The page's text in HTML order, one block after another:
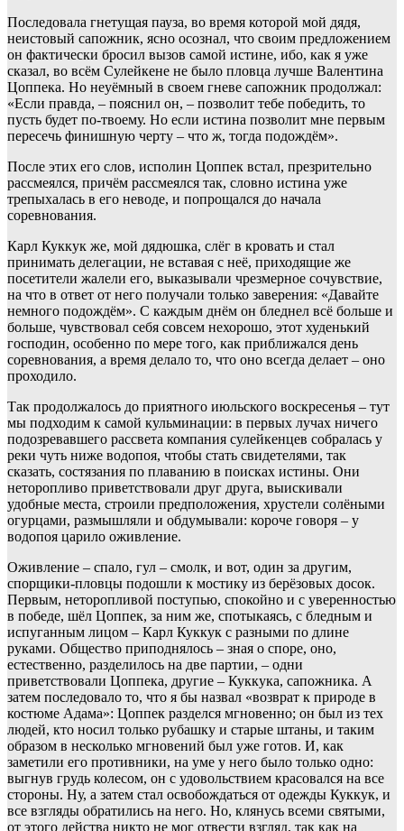
Последовала гнетущая пауза, во время которой мой дядя,
неистовый сапожник, ясно осознал, что своим предложением
он фактически бросил вызов самой истине, ибо, как я уже
сказал, во всём Сулейкене не было пловца лучше Валентина
Цоппека. Но неуёмный в своем гневе сапожник продолжал:
«Если правда, – пояснил он, – позволит тебе победить, то
пусть будет по-твоему. Но если истина позволит мне первым
пересечь финишную черту – что ж, тогда подождём».
После этих его слов, исполин Цоппек встал, презрительно
рассмеялся, причём рассмеялся так, словно истина уже
трепыхалась в его неводе, и попрощался до начала
соревнования.
Карл Куккук же, мой дядюшка, слёг в кровать и стал
принимать делегации, не вставая с неё, приходящие же
посетители жалели его, выказывали чрезмерное сочувствие,
на что в ответ от него получали только заверения: «Давайте
немного подождём». С каждым днём он бледнел всё больше и
больше, чувствовал себя совсем нехорошо, этот худенький
господин, особенно по мере того, как приближался день
соревнования, а время делало то, что оно всегда делает – оно
проходило.
Так продолжалось до приятного июльского воскресенья – тут
мы подходим к самой кульминации: в первых лучах ничего
подозревавшего рассвета компания сулейкенцев собралась у
реки чуть ниже водопоя, чтобы стать свидетелями, так
сказать, состязания по плаванию в поисках истины. Они
неторопливо приветствовали друг друга, выискивали
удобные места, строили предположения, хрустели солёными
огурцами, размышляли и обдумывали: короче говоря – у
водопоя царило оживление.
Оживление – спало, гул – смолк, и вот, один за другим,
спорщики-пловцы подошли к мостику из берёзовых досок.
Первым, неторопливой поступью, спокойно и с уверенностью
в победе, шёл Цоппек, за ним же, спотыкаясь, с бледным и
испуганным лицом – Карл Куккук с разными по длине
руками. Общество приподнялось – зная о споре, оно,
естественно, разделилось на две партии, – одни
приветствовали Цоппека, другие – Куккука, сапожника. А
затем последовало то, что я бы назвал «возврат к природе в
костюме Адама»: Цоппек разделся мгновенно; он был из тех
людей, кто носил только рубашку и старые штаны, и таким
образом в несколько мгновений был уже готов. И, как
заметили его противники, на уме у него было только одно:
выгнув грудь колесом, он с удовольствием красовался на все
стороны. Ну, а затем стал освобождаться от одежды Куккук, и
все взгляды обратились на него. Но, клянусь всеми святыми,
от этого действа никто не мог отвести взгляд, так как на